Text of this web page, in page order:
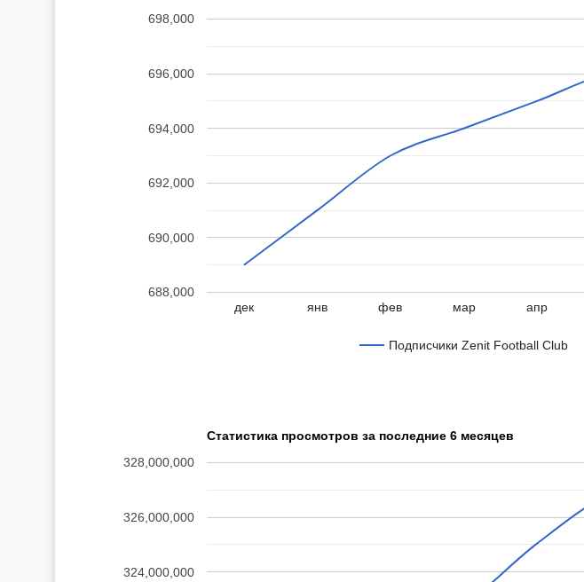
Подписчики Zenit Football Club
дек янв фев мар апр
688,000
690,000
692,000
694,000
696,000
698,000
Статистика просмотров за последние 6 месяцев
324,000,000
326,000,000
328,000,000